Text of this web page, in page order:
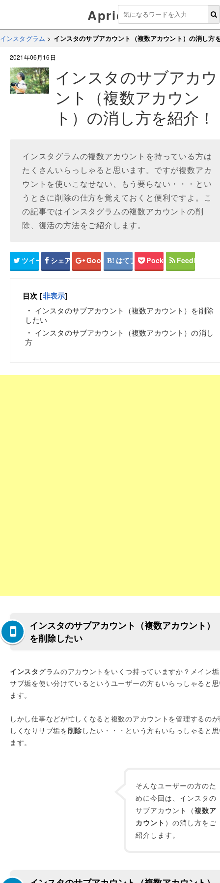
Aprico
インスタグラム > インスタのサブアカウント（複数アカウント）の消し方
2021年06月16日
インスタのサブアカウ
ント（複数アカウン
ト）の消し方を紹介！
インスタグラムの複数アカウントを持っている方は
たくさんいらっしゃると思います。ですが複数アカ
ウントを使いこなせない、もう要らない・・・とい
うときに削除の仕方を覚えておくと便利ですよ。こ
の記事ではインスタグラムの複数アカウントの削
除、復活の方法をご紹介します。
ツイート シェア Google+ はてブ Pocket Feedly
目次 [非表示]
インスタのサブアカウント（複数アカウント）を削除
したい
インスタのサブアカウント（複数アカウント）の消し
方
インスタのサブアカウント（複数アカウント）
を削除したい
インスタ グラムのアカウントをいくつ持っていますか？メイン
サブ垢を使い分けているというユーザーの方もいらっしゃると
ます。
しかし仕事などが忙しくなると複数のアカウントを管理するの
しくなりサブ垢を削除 したい・・・という方もいらっしゃると
ます。
そんなユーザーの方のた
めに今回は、インスタの
サブアカウント（複数ア
カウント ）の消し方をご
紹介します。